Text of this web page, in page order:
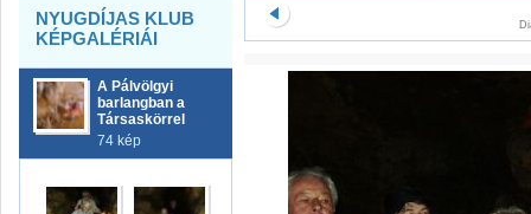
NYUGDÍJAS KLUB
KÉPGALÉRIÁI
A Pálvölgyi
barlangban a
Társaskörrel
74 kép